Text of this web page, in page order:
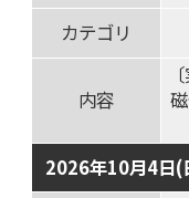
カテゴリ
内容
2026年10月4日(